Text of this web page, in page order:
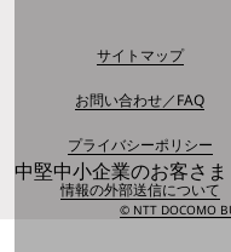
開催・出展する各種セミナー、
中堅中小企業のお客さま
NTTドコモビジネスウォ
サイトマップ
お問い合わせ／FAQ
プライバシーポリシー
情報の外部送信について
© NTT DOCOMO